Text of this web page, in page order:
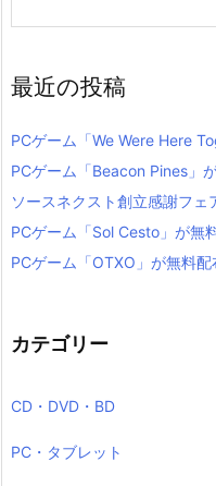
最近の投稿
PCゲーム「We Were Here
PCゲーム「Beacon Pines」
ソースネクスト創立感謝フェ
PCゲーム「Sol Cesto」が無
PCゲーム「OTXO」が無料配
カテゴリー
CD・DVD・BD
PC・タブレット